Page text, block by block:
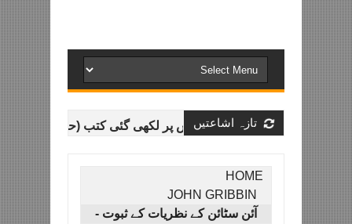
سائنس
اردو میں عمومی سائنس خاص طور پر فلکیات و طبیعیات سے
متعلق تازہ ترین معلومات اور خصوصی مضامین۔
تازہ اشاعتیں
- اردو میں سائنس پر لکھی گئی کتب (حصہ دوم) جہان
HOME
JOHN GRIBBIN
آئن سٹائن کے نظریات کے ثبوت -